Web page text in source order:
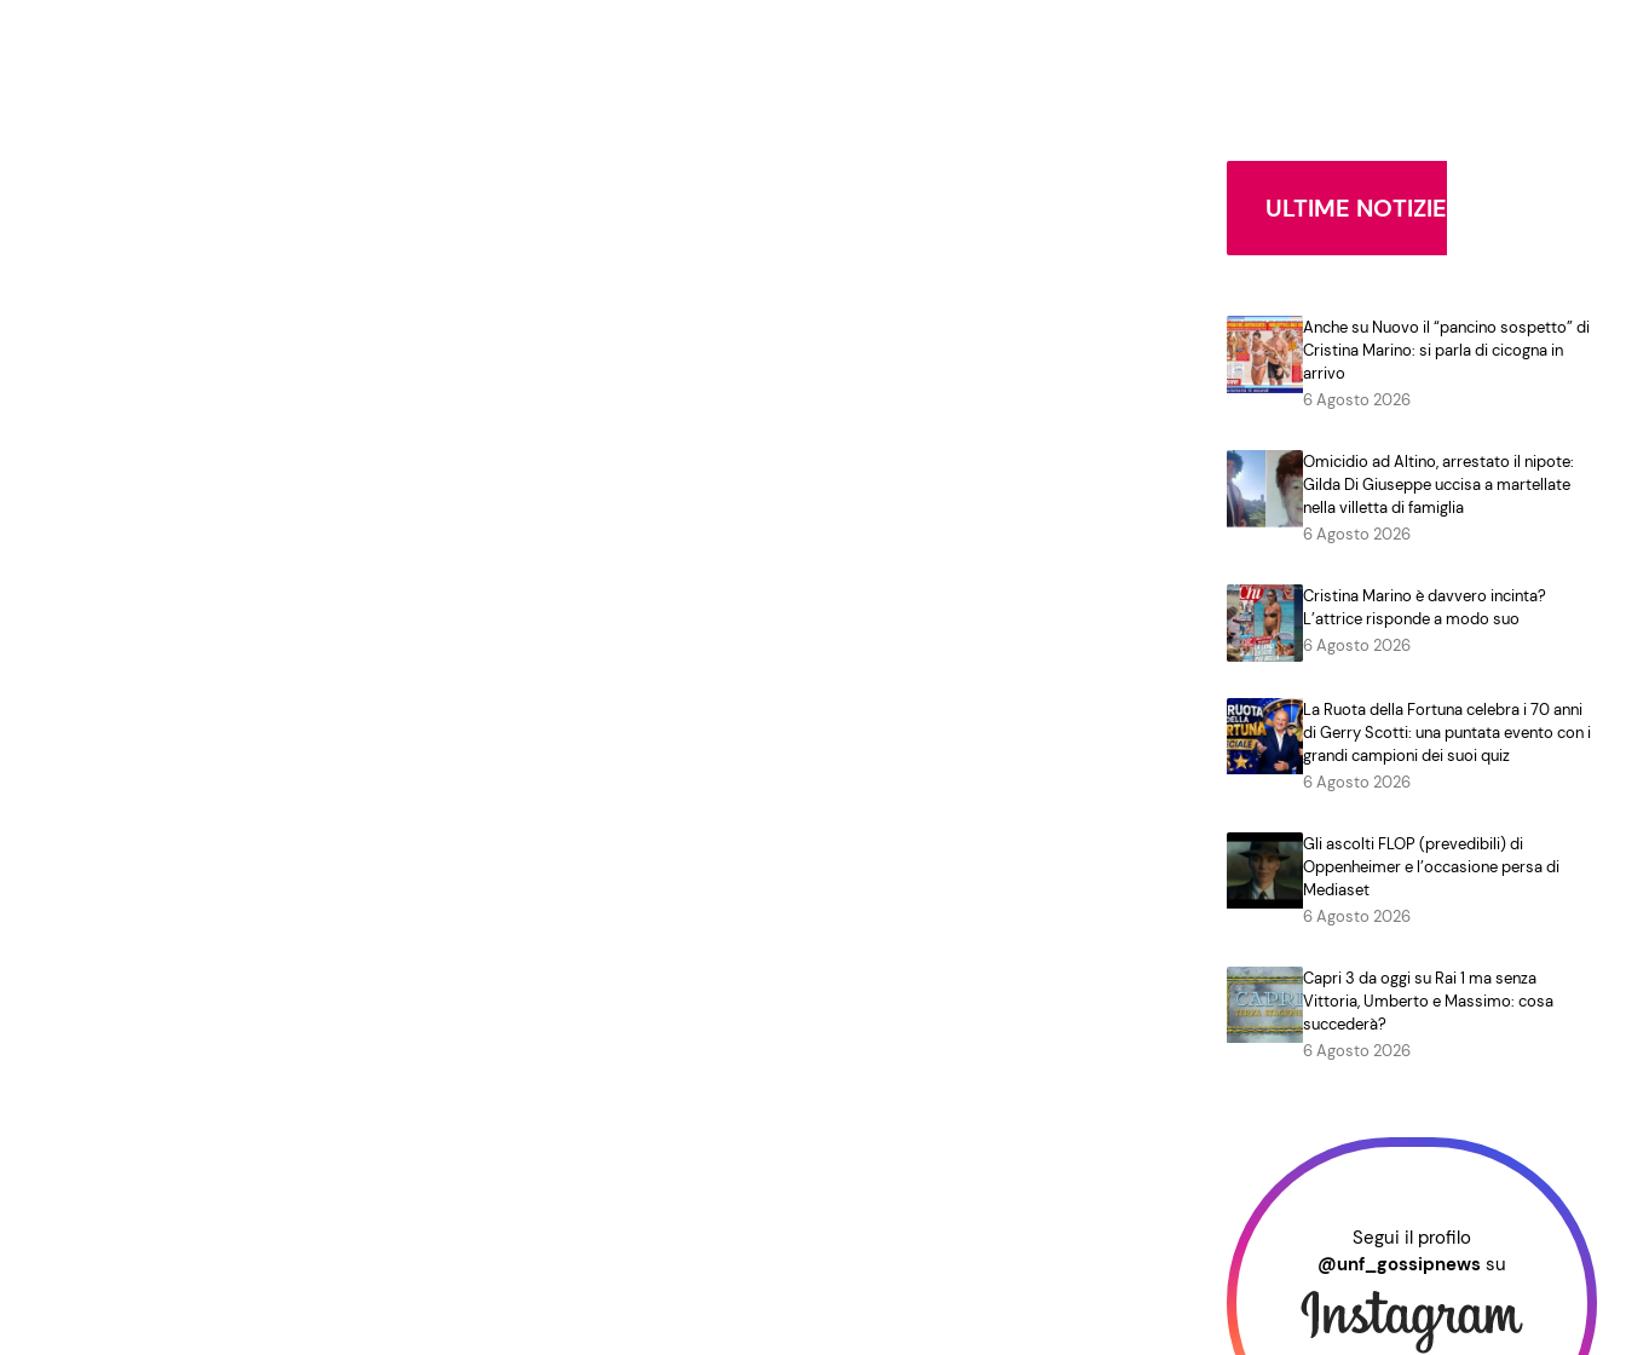
ULTIME NOTIZIE
Anche su Nuovo il “pancino sospetto” di
Cristina Marino: si parla di cicogna in
arrivo
6 Agosto 2026
Omicidio ad Altino, arrestato il nipote:
Gilda Di Giuseppe uccisa a martellate
nella villetta di famiglia
6 Agosto 2026
Cristina Marino è davvero incinta?
L’attrice risponde a modo suo
6 Agosto 2026
La Ruota della Fortuna celebra i 70 anni
di Gerry Scotti: una puntata evento con i
grandi campioni dei suoi quiz
6 Agosto 2026
Gli ascolti FLOP (prevedibili) di
Oppenheimer e l’occasione persa di
Mediaset
6 Agosto 2026
Capri 3 da oggi su Rai 1 ma senza
Vittoria, Umberto e Massimo: cosa
succederà?
6 Agosto 2026
Segui il profilo
@unf_gossipnews su